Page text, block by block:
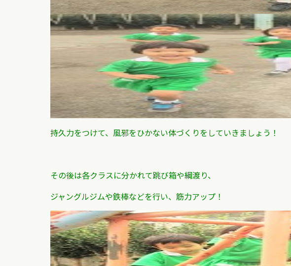
持久力をつけて、風邪をひかない体づくりをしていきましょう！
その後は各クラスに分かれて跳び箱や綱渡り、
ジャングルジムや鉄棒などを行い、筋力アップ！